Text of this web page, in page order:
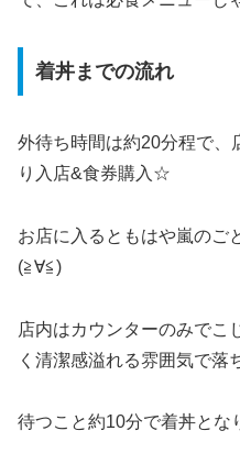
着丼までの流れ
外待ち時間は約20分程で、
り入店&食券購入☆
お店に入るともはや嵐のご
(≧∀≦)
店内はカウンターのみでこ
く清潔感溢れる雰囲気で
待つこと約10分で着丼とな